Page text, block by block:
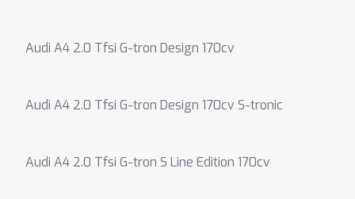
Audi A4 2.0 Tfsi G-tron Design 170cv
Audi A4 2.0 Tfsi G-tron Design 170cv S-tronic
Audi A4 2.0 Tfsi G-tron S Line Edition 170cv